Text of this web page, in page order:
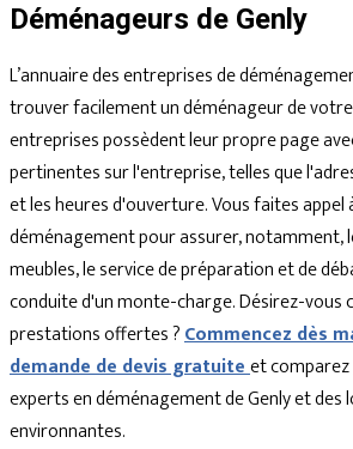
Déménageurs de Genly
L’annuaire des entreprises de
trouver facilement un déménageur de
entreprises possèdent leur propre page
pertinentes sur l'entreprise, telles que
et les heures d'ouverture. Vous faites appel
déménagement pour assurer, notamment,
meubles, le service de préparation et de
conduite d'un monte-charge. Désirez-vous
prestations offertes ?Commencez dès
demande de devis gratuiteet
experts en déménagement de Genly et des
environnantes.